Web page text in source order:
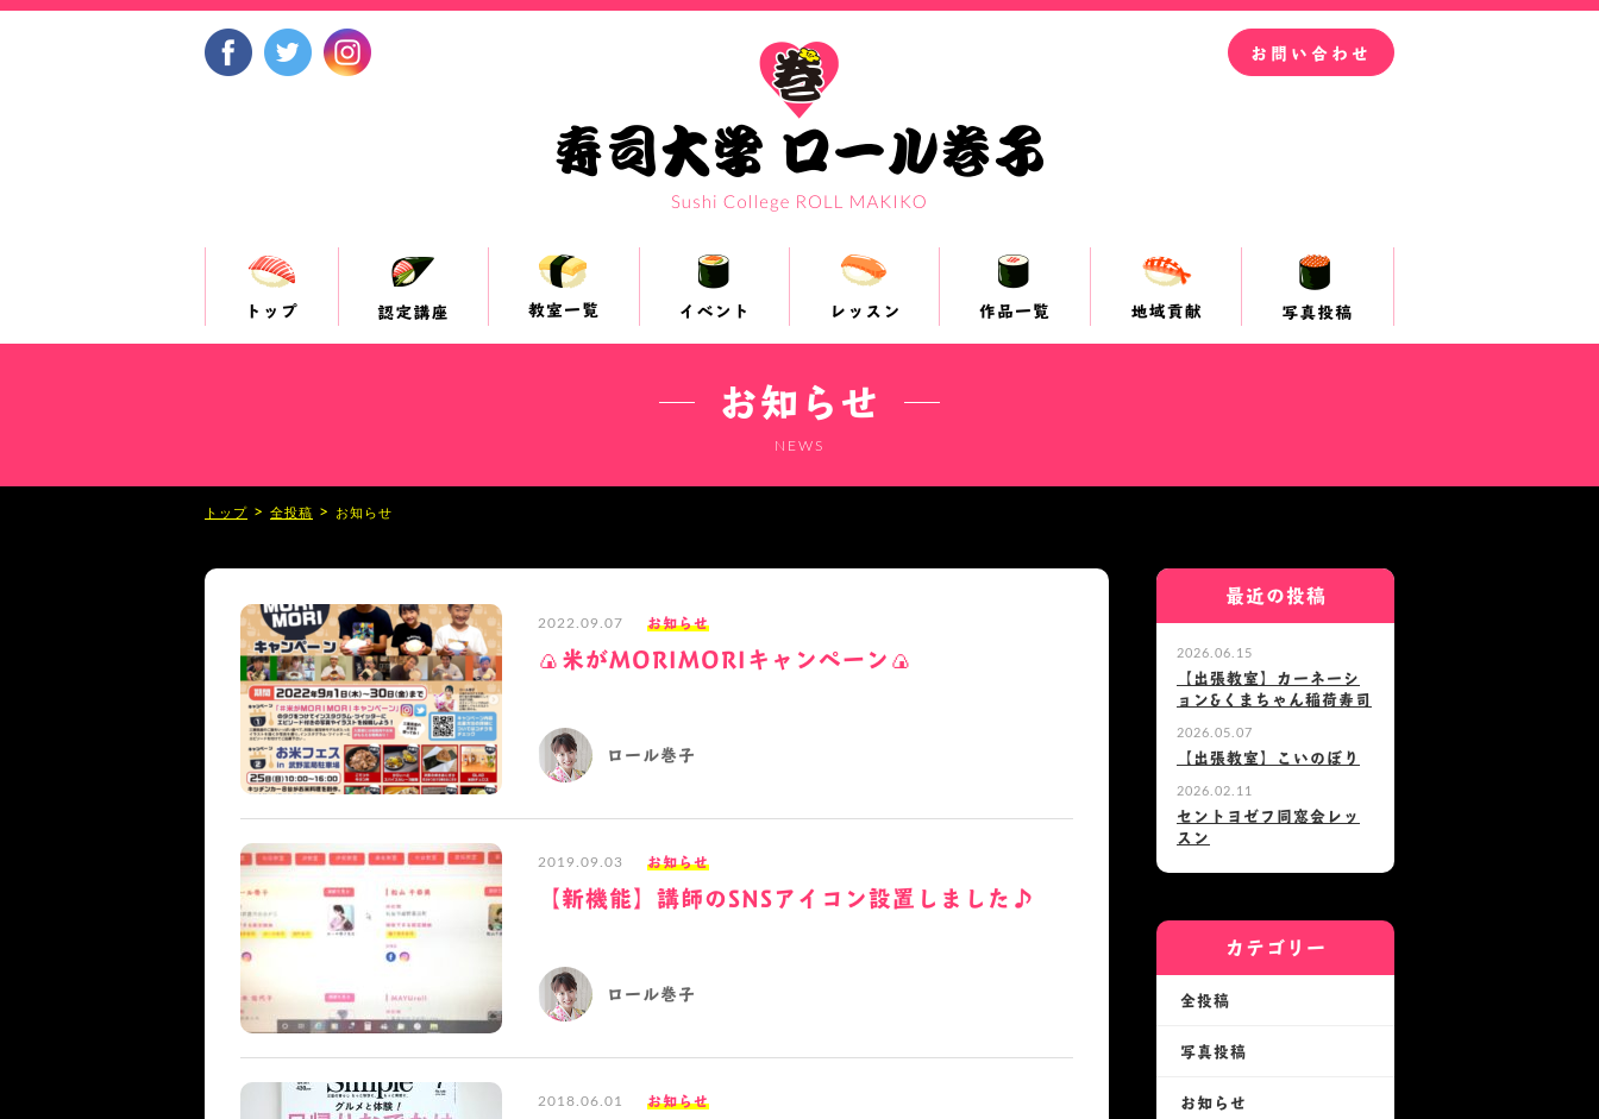
お問い合わせ
お知らせ
NEWS
トップ > 全投稿 > お知らせ
2022.09.07 お知らせ
🍙米がMORIMORIキャンペーン🍙
ロール巻子
2019.09.03 お知らせ
【新機能】講師のSNSアイコン設置しました♪
ロール巻子
2018.06.01 お知らせ
最近の投稿
2026.06.15
【出張教室】カーネーシ
ョン&くまちゃん稲荷寿司
2026.05.07
【出張教室】こいのぼり
2026.02.11
セントヨゼフ同窓会レッ
スン
カテゴリー
全投稿
写真投稿
お知らせ